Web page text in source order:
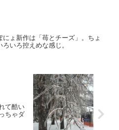
にょ新作は「苺とチーズ」。ちょ
ろいろ控えめな感じ。
て酷い
ちゃダ